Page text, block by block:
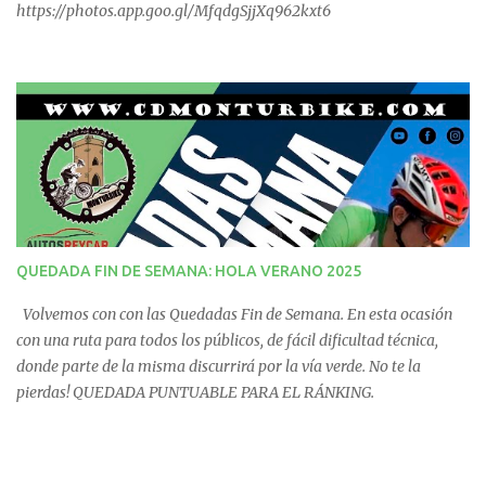
https://photos.app.goo.gl/MfqdgSjjXq962kxt6
QUEDADA FIN DE SEMANA: HOLA VERANO 2025
Volvemos con con las Quedadas Fin de Semana. En esta ocasión
con una ruta para todos los públicos, de fácil dificultad técnica,
donde parte de la misma discurrirá por la vía verde. No te la
pierdas! QUEDADA PUNTUABLE PARA EL RÁNKING.